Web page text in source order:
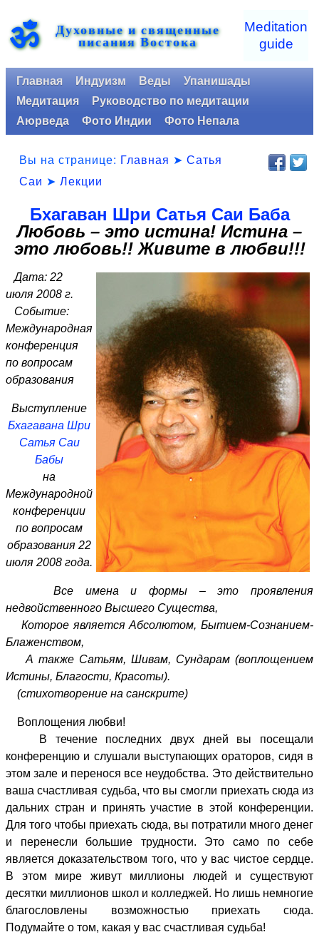
ॐ Духовные и священные
писания Востока
Meditation
guide
Главная Индуизм Веды
Упанишады
Медитация
Руководство по медитации
Аюрведа
Фото Индии Фото Непала
Вы на странице: Главная ➤ Сатья
Саи ➤ Лекции
Бхагаван Шри Сатья Саи Баба
Любовь – это истина! Истина –
это любовь!! Живите в любви!!!
Дата: 22
июля 2008 г.
Событие:
Международная
конференция
по вопросам
образования
Выступление
Бхагавана Шри
Сатья Саи
Бабы
на
Международной
конференции
по вопросам
образования 22
июля 2008 года.
Все имена и формы – это проявления
недвойственного Высшего Существа,
Которое является Абсолютом, Бытием-Сознанием-
Блаженством,
А также Сатьям, Шивам, Сундарам (воплощением
Истины, Благости, Красоты).
(стихотворение на санскрите)
Воплощения любви!
В течение последних двух дней вы посещали
конференцию и слушали выступающих ораторов, сидя в
этом зале и перенося все неудобства. Это действительно
ваша счастливая судьба, что вы смогли приехать сюда из
дальних стран и принять участие в этой конференции.
Для того чтобы приехать сюда, вы потратили много денег
и перенесли большие трудности. Это само по себе
является доказательством того, что у вас чистое сердце.
В этом мире живут миллионы людей и существуют
десятки миллионов школ и колледжей. Но лишь немногие
благословлены возможностью приехать сюда.
Подумайте о том, какая у вас счастливая судьба!